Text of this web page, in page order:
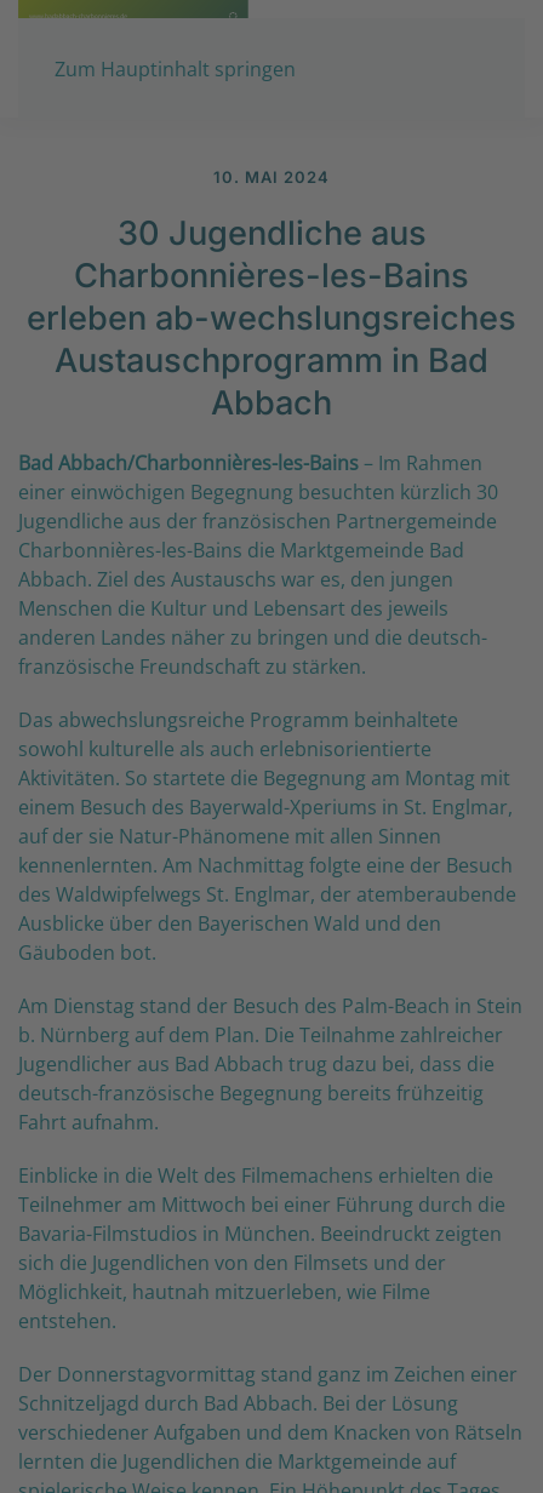
Zum Hauptinhalt springen
10. MAI 2024
30 Jugendliche aus
Charbonnières-les-Bains
erleben ab-wechslungsreiches
Austauschprogramm in Bad
Abbach
Bad Abbach/Charbonnières-les-Bains– Im Rahmen
einer einwöchigen Begegnung besuchten kürzlich 30
Jugendliche aus der französischen Partnergemeinde
Charbonnières-les-Bains die Marktgemeinde Bad
Abbach. Ziel des Austauschs war es, den jungen
Menschen die Kultur und Lebensart des jeweils
anderen Landes näher zu bringen und die deutsch-
französische Freundschaft zu stärken.
Das abwechslungsreiche Programm beinhaltete
sowohl kulturelle als auch erlebnisorientierte
Aktivitäten. So startete die Begegnung am Montag mit
einem Besuch des Bayerwald-Xperiums in St. Englmar,
auf der sie Natur-Phänomene mit allen Sinnen
kennenlernten. Am Nachmittag folgte eine der Besuch
des Waldwipfelwegs St. Englmar, der atemberaubende
Ausblicke über den Bayerischen Wald und den
Gäuboden bot.
Am Dienstag stand der Besuch des Palm-Beach in Stein
b. Nürnberg auf dem Plan. Die Teilnahme zahlreicher
Jugendlicher aus Bad Abbach trug dazu bei, dass die
deutsch-französische Begegnung bereits frühzeitig
Fahrt aufnahm.
Einblicke in die Welt des Filmemachens erhielten die
Teilnehmer am Mittwoch bei einer Führung durch die
Bavaria-Filmstudios in München. Beeindruckt zeigten
sich die Jugendlichen von den Filmsets und der
Möglichkeit, hautnah mitzuerleben, wie Filme
entstehen.
Der Donnerstagvormittag stand ganz im Zeichen einer
Schnitzeljagd durch Bad Abbach. Bei der Lösung
verschiedener Aufgaben und dem Knacken von Rätseln
lernten die Jugendlichen die Marktgemeinde auf